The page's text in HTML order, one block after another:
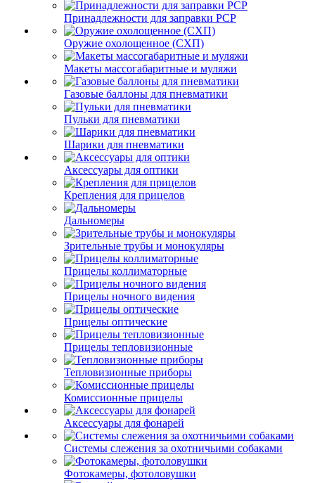
Принадлежности для заправки PCP
Оружие охолощенное (СХП)
Макеты массогабаритные и муляжи
Газовые баллоны для пневматики
Пульки для пневматики
Шарики для пневматики
Аксессуары для оптики
Крепления для прицелов
Дальномеры
Зрительные трубы и монокуляры
Прицелы коллиматорные
Прицелы ночного видения
Прицелы оптические
Прицелы тепловизионные
Тепловизионные приборы
Комиссионные прицелы
Аксессуары для фонарей
Системы слежения за охотничьими собаками
Фотокамеры, фотоловушки